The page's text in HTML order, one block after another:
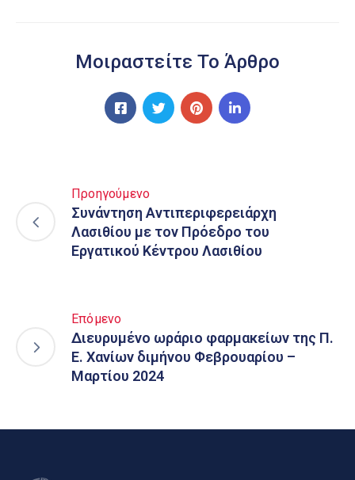
Μοιραστείτε Το Άρθρο
Προηγούμενο
Συνάντηση Αντιπεριφερειάρχη
Λασιθίου με τον Πρόεδρο του
Εργατικού Κέντρου Λασιθίου
Επόμενο
Διευρυμένο ωράριο φαρμακείων της Π.
Ε. Χανίων διμήνου Φεβρουαρίου –
Μαρτίου 2024